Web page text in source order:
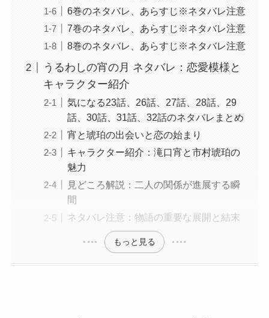
6巻のネタバレ、あらすじ※ネタバレ注意
7巻のネタバレ、あらすじ※ネタバレ注意
8巻のネタバレ、あらすじ※ネタバレ注意
うるわしの宵の月 ネタバレ：恋愛模様と
キャラクター紹介
気になる23話、26話、27話、28話、29
話、30話、31話、32話のネタバレまとめ
宵と琥珀の出会いと恋の始まり
キャラクター紹介：滝口宵と市村琥珀の
魅力
見どころ解説：二人の関係が進展する瞬
間
ネタバレ注意：物語の重要な展開と結末
もっと見る